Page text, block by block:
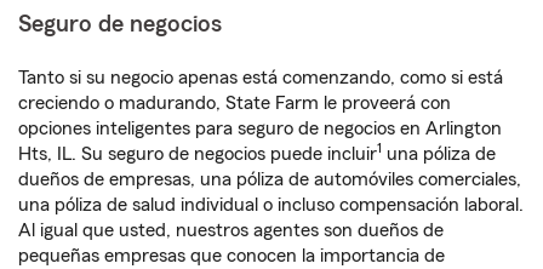
Seguro de negocios
Tanto si su negocio apenas está comenzando, como si está
creciendo o madurando, State Farm le proveerá con
opciones inteligentes para seguro de negocios en Arlington
Hts, IL. Su seguro de negocios puede incluir1 una póliza de
dueños de empresas, una póliza de automóviles comerciales,
una póliza de salud individual o incluso compensación laboral.
Al igual que usted, nuestros agentes son dueños de
pequeñas empresas que conocen la importancia de